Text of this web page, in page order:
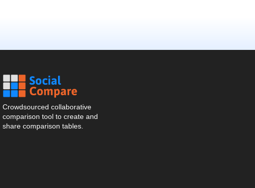
Crowdsourced collaborative
comparison tool to create and
share comparison tables.